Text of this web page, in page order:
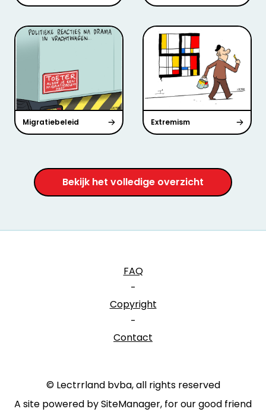
Migratiebeleid Extremism
Bekijk het volledige overzicht
FAQ
-
Copyright
-
Contact
© Lectrrland bvba, all rights reserved
A site powered by SiteManager, for our good friend